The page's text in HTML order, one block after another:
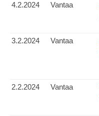
4.2.2024
Vantaa
3.2.2024
Vantaa
2.2.2024
Vantaa